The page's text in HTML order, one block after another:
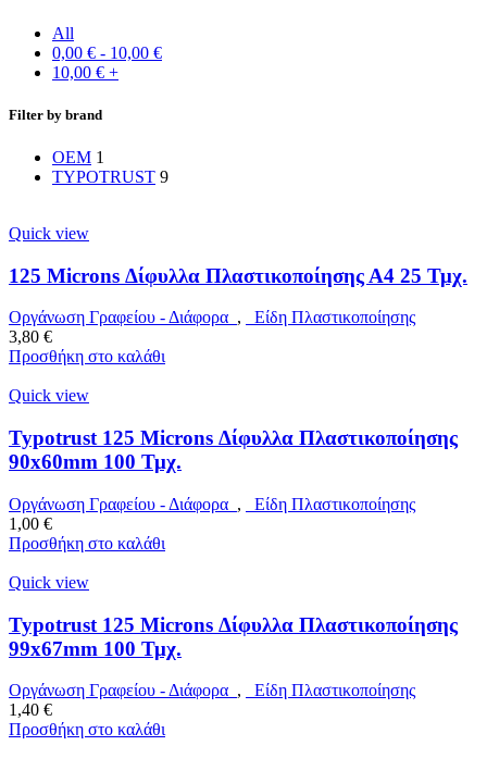
All
0,00 € - 10,00 €
10,00 € +
Filter by brand
OEM 1
TYPOTRUST 9
Quick view
125 Microns Δίφυλλα Πλαστικοποίησης Α4 25 Τμχ.
Οργάνωση Γραφείου - Διάφορα ,
Είδη Πλαστικοποίησης
3,80 €
Προσθήκη στο καλάθι
Quick view
Typotrust 125 Microns Δίφυλλα Πλαστικοποίησης
90x60mm 100 Τμχ.
Οργάνωση Γραφείου - Διάφορα ,
Είδη Πλαστικοποίησης
1,00 €
Προσθήκη στο καλάθι
Quick view
Typotrust 125 Microns Δίφυλλα Πλαστικοποίησης
99x67mm 100 Τμχ.
Οργάνωση Γραφείου - Διάφορα ,
Είδη Πλαστικοποίησης
1,40 €
Προσθήκη στο καλάθι